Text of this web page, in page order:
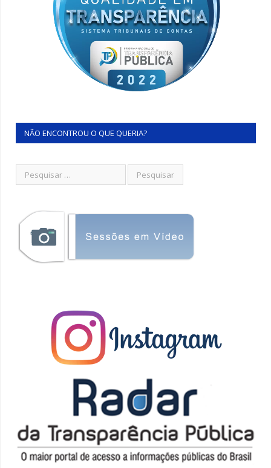
NÃO ENCONTROU O QUE QUERIA?